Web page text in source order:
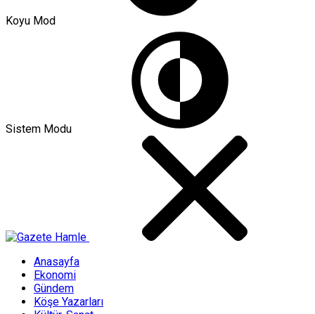
Koyu Mod
Sistem Modu
Anasayfa
Ekonomi
Gündem
Köşe Yazarları